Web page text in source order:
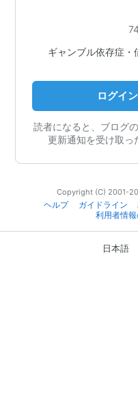
ギャンブル依存症・
ログイ
読者になると、ブログ
更新通知を受け取っ
Copyright (C) 2001-
ヘルプ
ガイドライン
利用者情
日本語